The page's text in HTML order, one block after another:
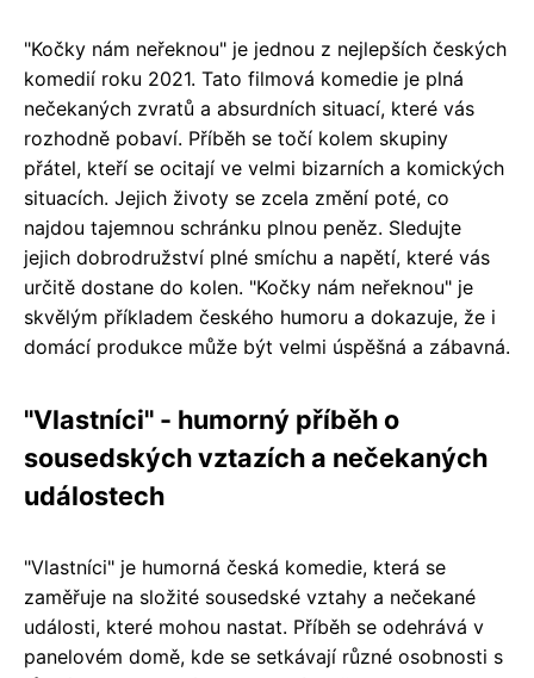
"Kočky nám neřeknou" je jednou z nejlepších českých
komedií roku 2021. Tato filmová komedie je plná
nečekaných zvratů a absurdních situací, které vás
rozhodně pobaví. Příběh se točí kolem skupiny
přátel, kteří se ocitají ve velmi bizarních a komických
situacích. Jejich životy se zcela změní poté, co
najdou tajemnou schránku plnou peněz. Sledujte
jejich dobrodružství plné smíchu a napětí, které vás
určitě dostane do kolen. "Kočky nám neřeknou" je
skvělým příkladem českého humoru a dokazuje, že i
domácí produkce může být velmi úspěšná a zábavná.
"Vlastníci" - humorný příběh o
sousedských vztazích a nečekaných
událostech
"Vlastníci" je humorná česká komedie, která se
zaměřuje na složité sousedské vztahy a nečekané
události, které mohou nastat. Příběh se odehrává v
panelovém domě, kde se setkávají různé osobnosti s